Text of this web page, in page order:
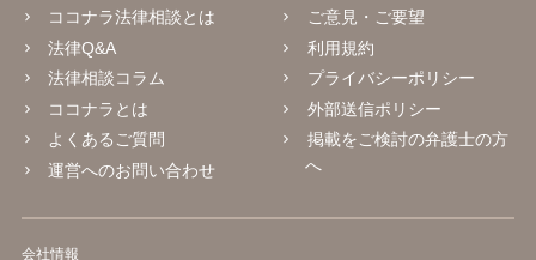
ココナラ法律相談とは
法律Q&A
法律相談コラム
ココナラとは
よくあるご質問
運営へのお問い合わせ
ご意見・ご要望
利用規約
プライバシーポリシー
外部送信ポリシー
掲載をご検討の弁護士の方
へ
会社情報